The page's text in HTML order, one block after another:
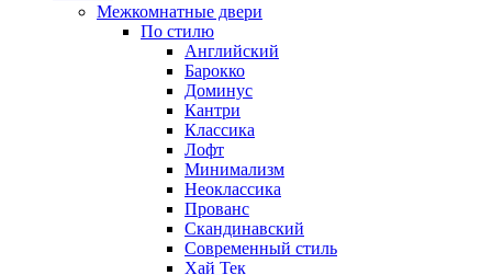
Межкомнатные двери
По стилю
Английский
Барокко
Доминус
Кантри
Классика
Лофт
Минимализм
Неоклассика
Прованс
Скандинавский
Современный стиль
Хай Тек